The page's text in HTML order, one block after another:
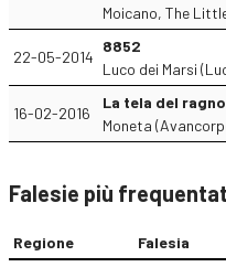
Moicano, The
22-05-2014
8852
Luco dei Marsi
16-02-2016
La tela del ragno
Moneta
Falesie più
Regione Falesia